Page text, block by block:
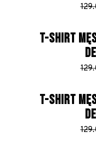
T-SHIRT
T-SHIRT